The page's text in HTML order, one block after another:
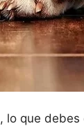
, lo que